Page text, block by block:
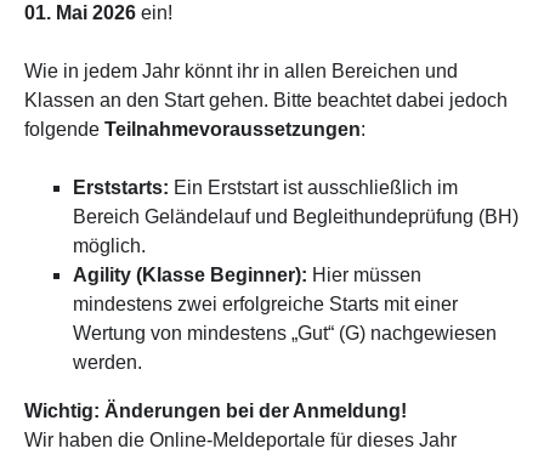
01. Mai 2026 ein!
Wie in jedem Jahr könnt ihr in allen Bereichen und
Klassen an den Start gehen. Bitte beachtet dabei jedoch
folgende Teilnahmevoraussetzungen:
Erststarts: Ein Erststart ist ausschließlich im
Bereich Geländelauf und Begleithundeprüfung (BH)
möglich.
Agility (Klasse Beginner): Hier müssen
mindestens zwei erfolgreiche Starts mit einer
Wertung von mindestens „Gut“ (G) nachgewiesen
werden.
Wichtig: Änderungen bei der Anmeldung!
Wir haben die Online-Meldeportale für dieses Jahr